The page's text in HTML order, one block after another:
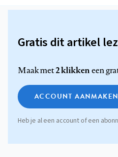
Gratis dit artikel
Maak met2 klikkeneen
ACCOUNT AANMAKEN
Heb je al een account of een